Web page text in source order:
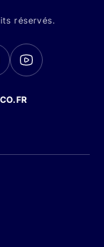
réservés.